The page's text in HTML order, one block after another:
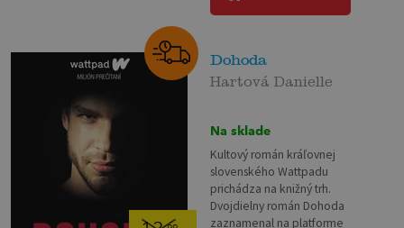
Dohoda
Hartová Danielle
Na sklade
Kultový román kráľovnej
slovenského Wattpadu
prichádza na knižný trh.
Dvojdielny román Dohoda
zaznamenal na platforme